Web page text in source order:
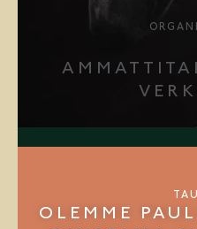
OLEMME